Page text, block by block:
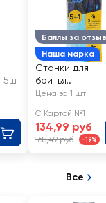
5шт
Баллы за отзыв
Наша марка
Станки для
бритья
одноразовые
увлажняющей
полосой
Цена за 1 шт
С Картой №1
134,99 руб
168,49 руб -19%
Все